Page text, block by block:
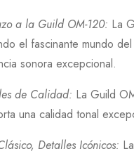
a la Guild OM-120: La
el fascinante mundo
sonora excepcional.
de Calidad: La Guild
una calidad tonal
Detalles Icónicos: La